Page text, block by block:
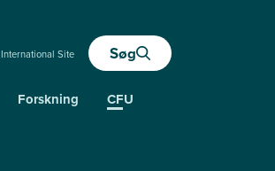
International Site Søg
Forskning CFU